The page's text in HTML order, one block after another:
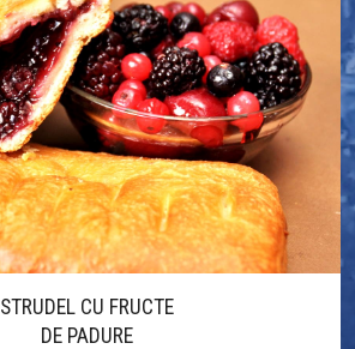
STRUDEL CU FRUCTE
DE PADURE